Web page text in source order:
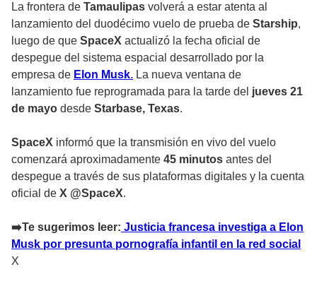
La frontera de Tamaulipas volverá a estar atenta al
lanzamiento del duodécimo vuelo de prueba de Starship,
luego de que SpaceX actualizó la fecha oficial de
despegue del sistema espacial desarrollado por la
empresa de Elon Musk. La nueva ventana de
lanzamiento fue reprogramada para la tarde del jueves 21
de mayo desde Starbase, Texas.
SpaceX informó que la transmisión en vivo del vuelo
comenzará aproximadamente 45 minutos antes del
despegue a través de sus plataformas digitales y la cuenta
oficial de X @SpaceX.
➡️Te sugerimos leer: Justicia francesa investiga a Elon
Musk por presunta pornografía infantil en la red social
X